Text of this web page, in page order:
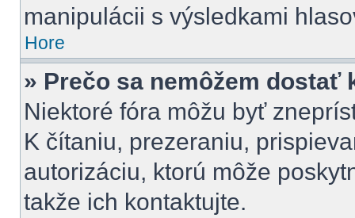
manipulácii s výsledkami
Hore
» Prečo sa nemôžem dostať
Niektoré fóra môžu byť
K čítaniu, prezeraniu,
autorizáciu, ktorú môže
takže ich kontaktujte.